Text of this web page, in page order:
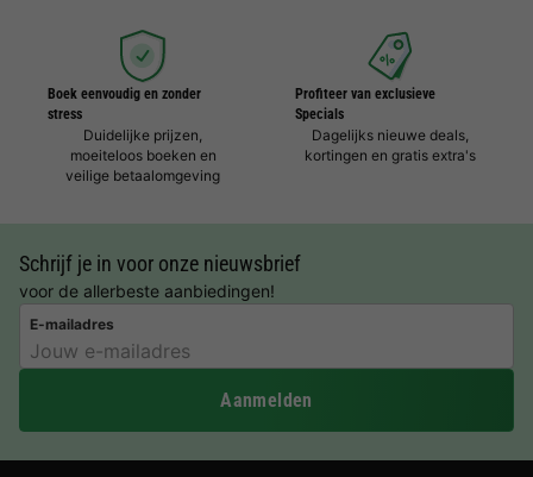
Boek eenvoudig en zonder
stress
Duidelijke prijzen,
moeiteloos boeken en
veilige betaalomgeving
Profiteer van exclusieve
Specials
Dagelijks nieuwe deals,
kortingen en gratis extra's
Schrijf je in voor onze nieuwsbrief
voor de allerbeste aanbiedingen!
E-mailadres
Aanmelden